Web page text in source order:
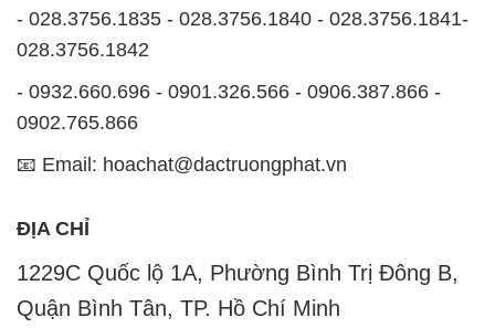
- 028.3756.1835 - 028.3756.1840 - 028.3756.1841-
028.3756.1842
- 0932.660.696 - 0901.326.566 - 0906.387.866 -
0902.765.866
📧 Email: hoachat@dactruongphat.vn
ĐỊA CHỈ
1229C Quốc lộ 1A, Phường Bình Trị Đông B,
Quận Bình Tân, TP. Hồ Chí Minh